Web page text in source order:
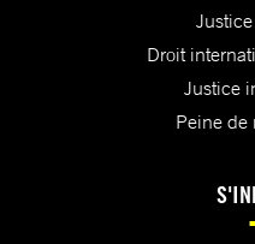
Droit
Justice
Peine de